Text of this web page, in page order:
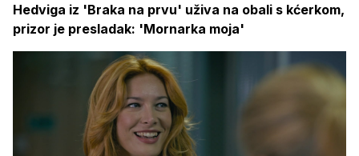
Hedviga iz 'Braka na prvu' uživa na obali s kćerkom,
prizor je presladak: 'Mornarka moja'